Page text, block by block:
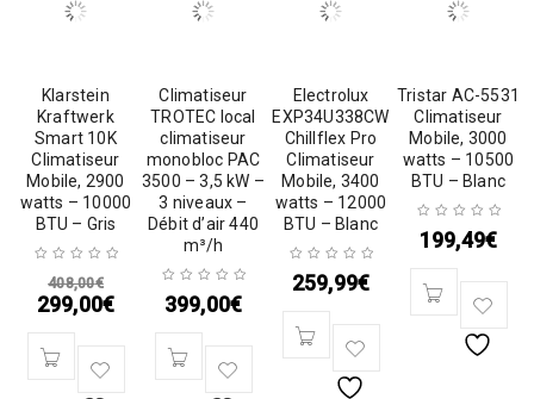
Klarstein
Kraftwerk
Smart 10K
Climatiseur
Mobile, 2900
watts – 10000
BTU – Gris
408,00€
299,00€
Climatiseur
TROTEC local
climatiseur
monobloc PAC
3500 – 3,5 kW –
3 niveaux –
Débit d’air 440
m³/h
399,00€
Electrolux
EXP34U338CW
Chillflex Pro
Climatiseur
Mobile, 3400
watts – 12000
BTU – Blanc
259,99€
Tristar AC-5531
Climatiseur
Mobile, 3000
watts – 10500
BTU – Blanc
199,49€